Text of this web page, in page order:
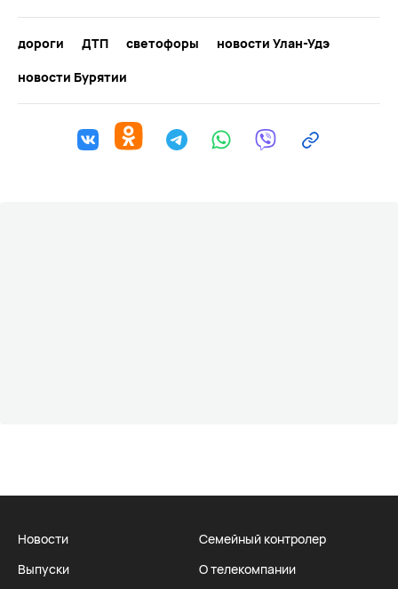
дороги ДТП светофоры
новости Улан-Удэ
новости Бурятии
Новости
Выпуски
Семейный контролер
О телекомпании